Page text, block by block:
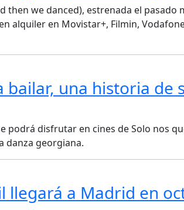
then we danced), estrenada el
alquiler en Movistar+, Filmin,
bailar, una historia de
podrá disfrutar en cines de Solo nos
danza georgiana.
llegará a Madrid en